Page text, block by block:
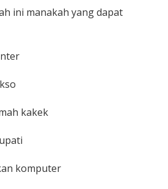
ini manakah yang dapat
kakek
komputer